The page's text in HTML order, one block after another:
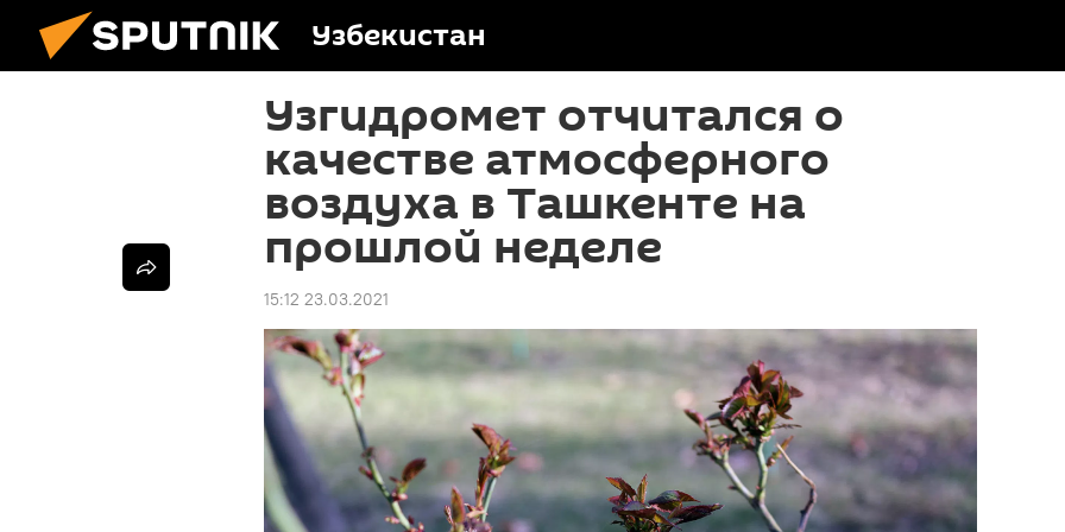
Узбекистан
Узгидромет отчитался о
качестве атмосферного
воздуха в Ташкенте на
прошлой неделе
15:12 23.03.2021